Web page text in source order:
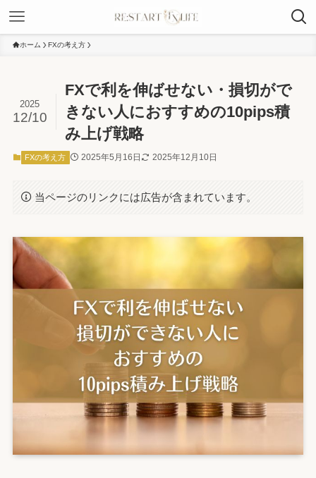
ホーム FXの考え方
FXで利を伸ばせない・損切がで
きない人におすすめの10pips積
み上げ戦略
2025
12/10
FXの考え方 2025年5月16日 2025年12月10日
当ページのリンクには広告が含まれています。